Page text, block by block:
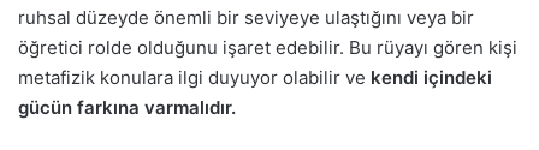
ruhsal düzeyde önemli bir seviyeye ulaştığını veya bir
öğretici rolde olduğunu işaret edebilir. Bu rüyayı gören kişi
metafizik konulara ilgi duyuyor olabilir ve kendi içindeki
gücün farkına varmalıdır.